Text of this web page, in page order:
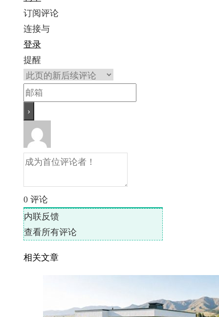
订阅评论
连接与
登录
提醒
0 评论
内联反馈
查看所有评论
相关文章